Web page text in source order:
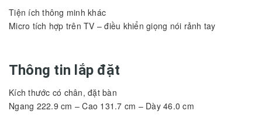
Tiện ích thông minh khác
Micro tích hợp trên TV – điều khiển giọng nói rảnh tay
Thông tin lắp đặt
Kích thước có chân, đặt bàn
Ngang 222.9 cm – Cao 131.7 cm – Dày 46.0 cm